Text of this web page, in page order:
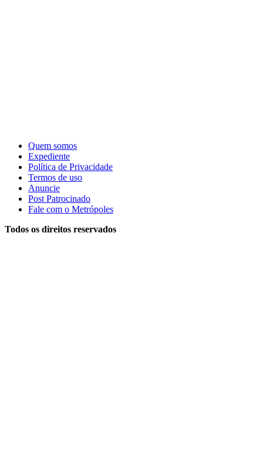
Quem somos
Expediente
Política de Privacidade
Termos de uso
Anuncie
Post Patrocinado
Fale com o Metrópoles
Todos os direitos reservados